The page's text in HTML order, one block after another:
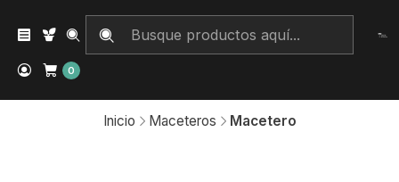
0
Inicio Maceteros Macetero